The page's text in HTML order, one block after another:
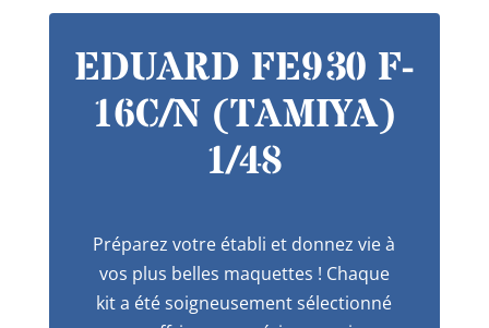
EDUARD FE930 F-
16C/N (TAMIYA)
1/48
Préparez votre établi et donnez vie à
vos plus belles maquettes ! Chaque
kit a été soigneusement sélectionné